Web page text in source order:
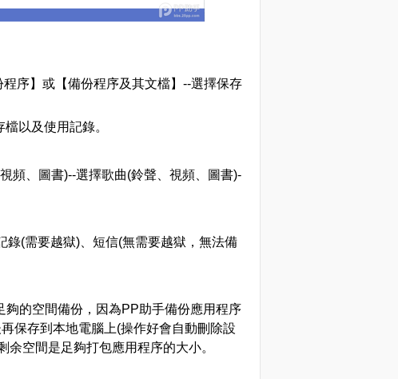
序】或【備份程序及其文檔】--選擇保存
以及使用記錄。
、圖書)--選擇歌曲(鈴聲、視頻、圖書)-
(需要越獄)、短信(無需要越獄，無法備
的空間備份，因為PP助手備份應用程序
保存到本地電腦上(操作好會自動刪除設
空間是足夠打包應用程序的大小。